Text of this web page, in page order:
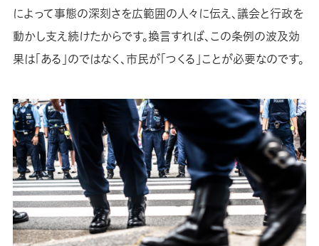
によって事態の深刻さを広範囲の人々に伝え、議会と行政を
動かし支え続けたからです。換言すれば、この条例の波及効
果は「ある」のではなく、市民が「つくる」ことが必要なのです。